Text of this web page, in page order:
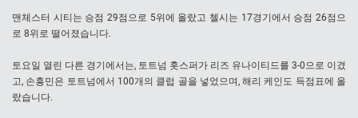
맨체스터 시티는 승점 29점으로 5위에 올랐고 첼시는 17경기에서 승점 26점으
로 8위로 떨어졌습니다.
토요일 열린 다른 경기에서는, 토트넘 홋스퍼가 리즈 유나이티드를 3-0으로 이겼
고, 손흥민은 토트넘에서 100개의 클럽 골을 넣었으며, 해리 케인도 득점표에 올
랐습니다.